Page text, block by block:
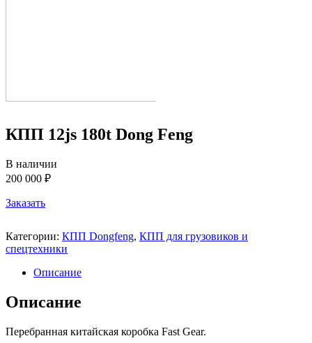
КПП 12js 180t Dong Feng
В наличии
200 000 ₽
Заказать
Категории: КПП Dongfeng, КПП для грузовиков и
спецтехники
Описание
Описание
Перебранная китайская коробка Fast Gear.